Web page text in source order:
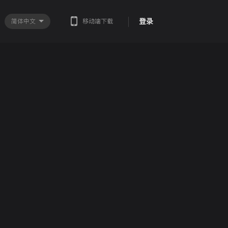
登录
移动端下载
简体中文